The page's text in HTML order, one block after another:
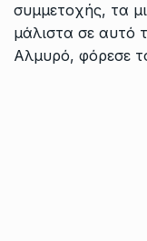
συμμετοχής, τα
μάλιστα σε αυτό
Αλμυρό, φόρεσε